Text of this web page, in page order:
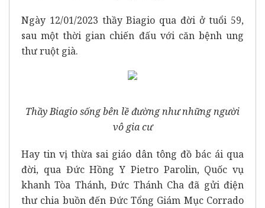
Ngày 12/01/2023 thầy Biagio qua đời ở tuổi 59,
sau một thời gian chiến đấu với căn bệnh ung
thư ruột già.
Thầy Biagio sống bên lề đường như những người
vô gia cư
Hay tin vị thừa sai giáo dân tông đồ bác ái qua
đời, qua Đức Hồng Y Pietro Parolin, Quốc vụ
khanh Tòa Thánh, Đức Thánh Cha đã gửi điện
thư chia buồn đến Đức Tổng Giám Mục Corrado